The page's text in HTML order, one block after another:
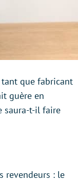
tant que fabricant
guère en
saura-t-il faire
revendeurs : le